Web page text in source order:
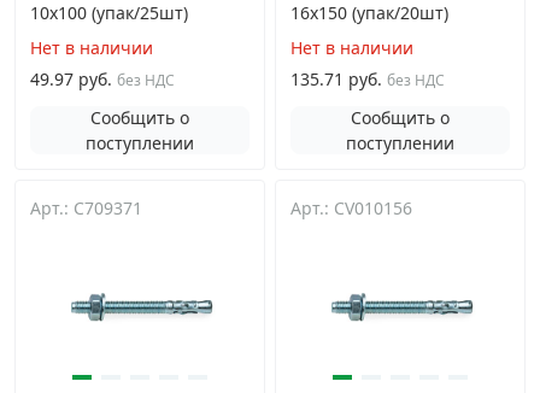
Кронштейны и крюки хозяйственные
Метрический крепеж
Перфорированный крепеж ›
Скобяные изделия и мебельная фурнитура
10х100 (упак/25шт)
Нет в наличии
49.97 руб. без НДС
Сообщить о
поступлении
16х150 (упак/20шт)
Нет в наличии
135.71 руб. без НДС
Сообщить о
поступлении
Арт.: C709371 Арт.: CV010156